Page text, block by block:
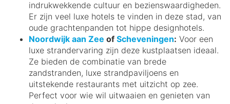
indrukwekkende cultuur en bezienswaardigheden.
Er zijn veel luxe hotels te vinden in deze stad, van
oude grachtenpanden tot hippe designhotels.
Noordwijk aan Zee of Scheveningen: Voor een
luxe strandervaring zijn deze kustplaatsen ideaal.
Ze bieden de combinatie van brede
zandstranden, luxe strandpaviljoens en
uitstekende restaurants met uitzicht op zee.
Perfect voor wie wil uitwaaien en genieten van